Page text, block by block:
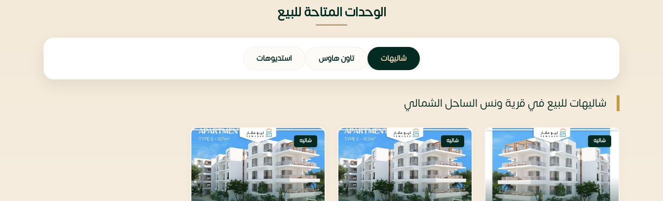
الوحدات المتاحة للبيع
شاليهات تاون هاوس استديوهات
شاليهات للبيع في قرية ونس الساحل الشمالي
شاليه شاليه شاليه